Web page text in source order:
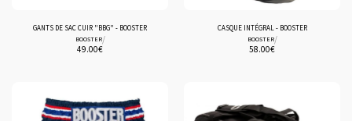
GANTS DE SAC CUIR "BBG" - BOOSTER
BOOSTER/
49.00€
CASQUE INTÉGRAL - BOOSTER
BOOSTER/
58.00€